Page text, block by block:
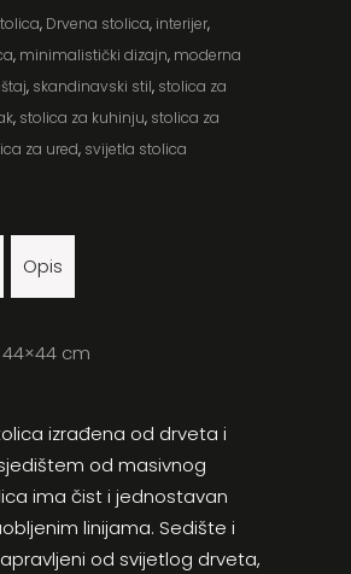
, Drvena stolica, interijer,
, minimalistički dizajn, moderna
, skandinavski stil, stolica za
, stolica za kuhinju, stolica za
za ured, svijetla stolica
Opis
44×44 cm
izrađena od drveta i
od masivnog
ima čist i jednostavan
linijama. Sedište i
od svijetlog drveta,